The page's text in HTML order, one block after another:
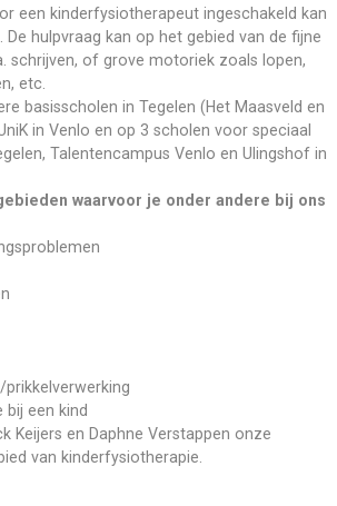
een kinderfysiotherapeut ingeschakeld kan
De hulpvraag kan op het gebied van de fijne
schrijven, of grove motoriek zoals lopen,
etc.
basisscholen in Tegelen (Het Maasveld en
in Venlo en op 3 scholen voor speciaal
Talentencampus Venlo en Ulingshof in
waarvoor je onder andere bij ons
bij een kind
Keijers en Daphne Verstappen onze
van kinderfysiotherapie.